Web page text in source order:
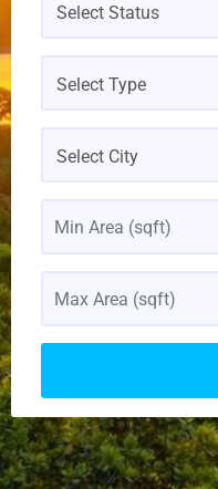
Select Status
Select Type
Select City